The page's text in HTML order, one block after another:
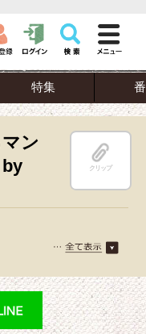
特集
ン
クリップ